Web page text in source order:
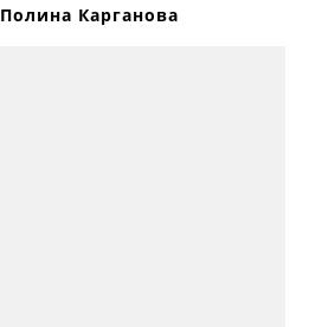
Полина Карганова